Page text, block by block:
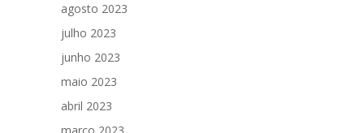
agosto 2023
julho 2023
junho 2023
maio 2023
abril 2023